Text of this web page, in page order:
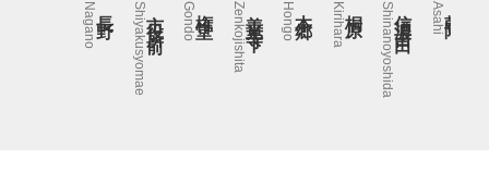
Nagano 市役所前
Shiyakusyomae Gondo 善光寺下
Zenkojishita Hongo Kirihara 信濃吉田
Shinanoyoshida Asahi